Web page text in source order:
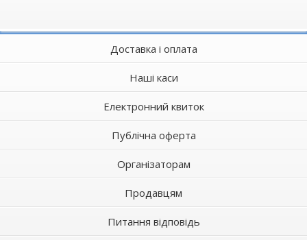
Доставка і оплата
Наші каси
Електронний квиток
Публічна оферта
Організаторам
Продавцям
Питання відповідь